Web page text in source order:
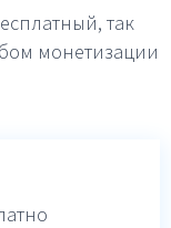
так
монетизации